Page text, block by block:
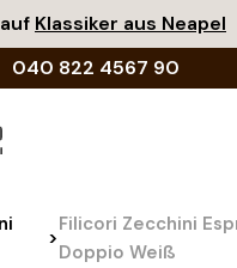
Klassiker aus Neapel
040 822 4567 90
>
Filicori Zecchini
Doppio Weiß